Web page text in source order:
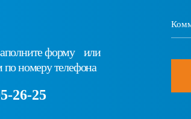
форму или
по номеру телефона
26-25